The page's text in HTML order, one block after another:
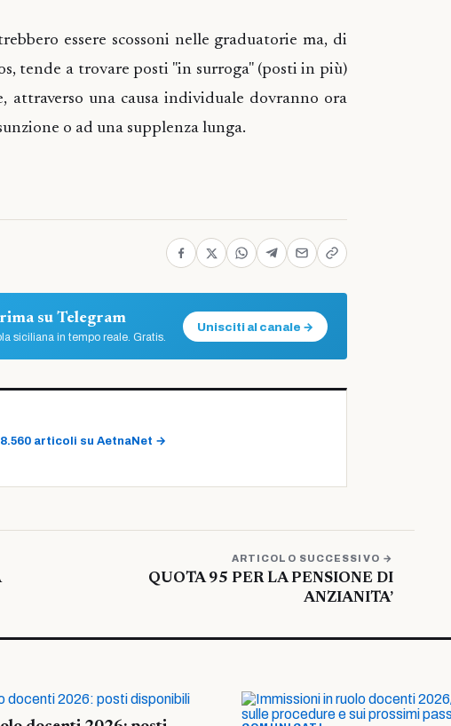
essere scossoni nelle graduatorie ma, di
tende a trovare posti "in surroga" (posti in più)
attraverso una causa individuale dovranno ora
o ad una supplenza lunga.
su Telegram
siciliana in tempo reale. Gratis.
Unisciti al canale →
articoli su AetnaNet →
ARTICOLO SUCCESSIVO →
QUOTA 95 PER LA PENSIONE DI
ANZIANITA’